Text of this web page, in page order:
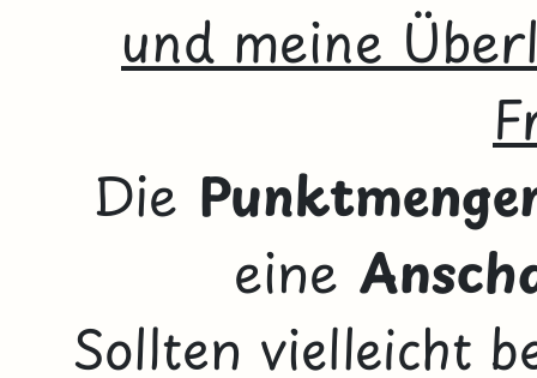
und meine
Die
eine
Sollten vielleicht